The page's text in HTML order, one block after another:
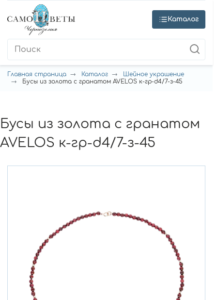
Каталог
Главная страница Каталог
Шейное украшение
Бусы из золота с гранатом AVELOS к-гр-d4/7-з-45
Бусы из золота с гранатом
AVELOS к-гр-d4/7-з-45